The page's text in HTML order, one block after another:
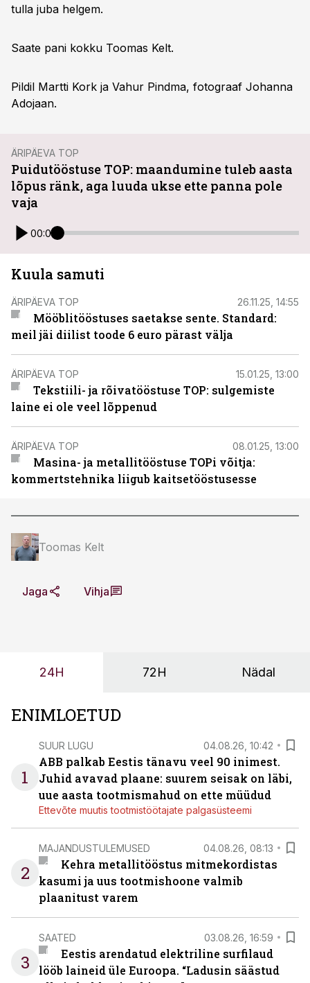
tulla juba helgem.
Saate pani kokku Toomas Kelt.
Pildil Martti Kork ja Vahur Pindma, fotograaf Johanna
Adojaan.
ÄRIPÄEVA TOP
Puidutööstuse TOP: maandumine tuleb aasta
lõpus ränk, aga luuda ukse ette panna pole
vaja
00:00
Kuula samuti
ÄRIPÄEVA TOP 26.11.25, 14:55
Mööblitööstuses saetakse sente. Standard:
meil jäi diilist toode 6 euro pärast välja
ÄRIPÄEVA TOP 15.01.25, 13:00
Tekstiili- ja rõivatööstuse TOP: sulgemiste
laine ei ole veel lõppenud
ÄRIPÄEVA TOP 08.01.25, 13:00
Masina- ja metallitööstuse TOPi võitja:
kommertstehnika liigub kaitsetööstusesse
Toomas Kelt
Jaga Vihja
24H 72H Nädal
ENIMLOETUD
1
SUUR LUGU 04.08.26, 10:42
ABB palkab Eestis tänavu veel 90 inimest.
Juhid avavad plaane: suurem seisak on läbi,
uue aasta tootmismahud on ette müüdud
Ettevõte muutis tootmistöötajate palgasüsteemi
2
MAJANDUSTULEMUSED 04.08.26, 08:13
Kehra metallitööstus mitmekordistas
kasumi ja uus tootmishoone valmib
plaanitust varem
3
SAATED 03.08.26, 16:59
Eestis arendatud elektriline surfilaud
lööb laineid üle Euroopa. “Ladusin säästud